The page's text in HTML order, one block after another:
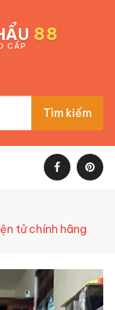
88
CẤP
Tìm kiếm
tử chính hãng